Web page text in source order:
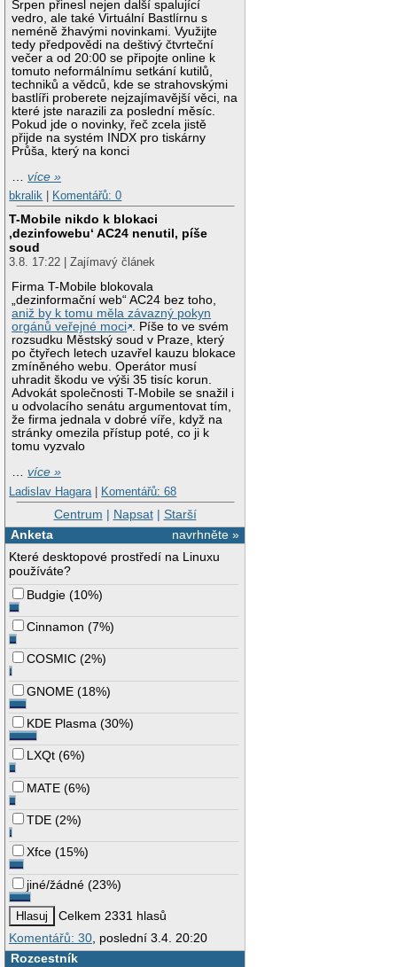
Srpen přinesl nejen další spalující
vedro, ale také Virtuální Bastlírnu s
neméně žhavými novinkami. Využijte
tedy předpovědi na deštivý čtvrteční
večer a od 20:00 se připojte online k
tomuto neformálnímu setkání kutilů,
techniků a vědců, kde se strahovskými
bastlíři proberete nejzajímavější věci, na
které jste narazili za poslední měsíc.
Pokud jde o novinky, řeč zcela jistě
přijde na systém INDX pro tiskárny
Průša, který na konci
…více »
bkralik
Komentářů: 0
T-Mobile nikdo k blokaci
‚dezinfowebu‘ AC24 nenutil, píše
soud
3.8. 17:22 | Zajímavý článek
Firma T-Mobile blokovala
„dezinformační web“ AC24 bez toho,
aniž by k tomu měla závazný pokyn
orgánů veřejné moci . Píše to ve svém
rozsudku Městský soud v Praze, který
po čtyřech letech uzavřel kauzu blokace
zmíněného webu. Operátor musí
uhradit škodu ve výši 35 tisíc korun.
Advokát společnosti T-Mobile se snažil i
u odvolacího senátu argumentovat tím,
že firma jednala v dobré víře, když na
stránky omezila přístup poté, co ji k
tomu vyzvalo
…více »
Ladislav Hagara | Komentářů: 68
Centrum | Napsat| Starší
navrhněte »
Anketa
Které desktopové prostředí na Linuxu
používáte?
Budgie (10%)
Cinnamon (7%)
COSMIC (2%)
GNOME (18%)
KDE Plasma (30%)
LXQt (6%)
MATE (6%)
TDE (2%)
Xfce (15%)
jiné/žádné (23%)
Celkem 2331 hlasů
Komentářů: 30, poslední 3.4. 20:20
Rozcestník